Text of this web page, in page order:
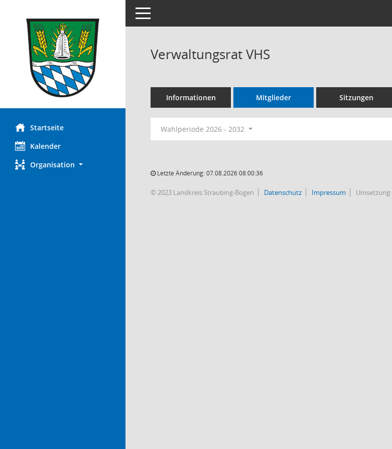
Startseite
Kalender
Organisation
Toggle navigation
Verwaltungsrat VHS
Informationen Mitglieder Sitzungen
Wahlperiode 2026 - 2032
Letzte Änderung: 07.08.2026 08:00:36
© 2023 Landkreis Straubing-Bogen Datenschutz Impressum Umsetzung: